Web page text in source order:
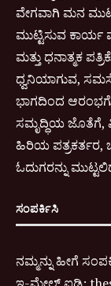
ವೇಗವಾಗಿ ಮನ
ಮುಟ್ಟಿಸುವ ಕಾರ್ಯ
ಮತ್ತು ಧನಾತ್ಮಕ
ಧ್ವನಿಯಾಗುವ,
ಭಾಗದಿಂದ
ಸಮೃದ್ಧಿಯ ಜೊತೆಗೆ,
ಹಿರಿಯ ಪತ್ರಕರ್ತರ,
ಓದುಗರನ್ನು
ಸಂಪರ್ಕಿಸಿ
ನಮ್ಮನ್ನು ಹೀಗೆ